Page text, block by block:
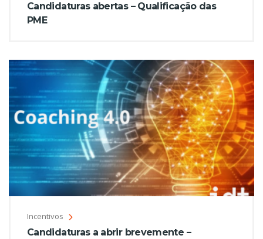
Candidaturas abertas – Qualificação das
PME
Incentivos
Candidaturas a abrir brevemente –